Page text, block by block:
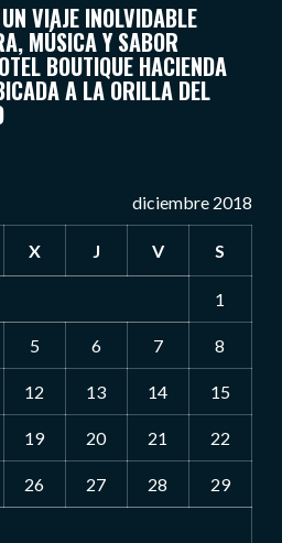
VIAJE INOLVIDABLE
MÚSICA Y SABOR
BOUTIQUE HACIENDA
A LA ORILLA DEL
diciembre 2018
X J V S
1
5 6 7 8
12 13 14 15
19 20 21 22
26 27 28 29